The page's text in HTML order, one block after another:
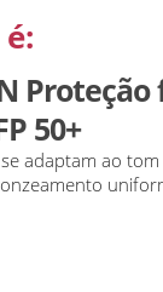
Proteção
50+
adaptam ao